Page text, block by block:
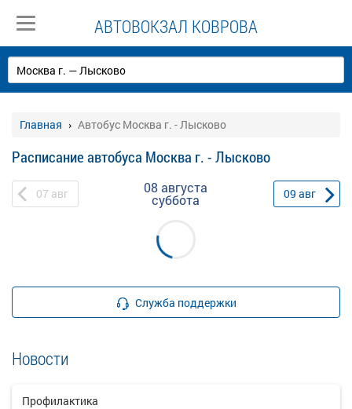
АВТОВОКЗАЛ КОВРОВА
Главная Автобус Москва г. - Лысково
Расписание автобуса Москва г. - Лысково
07 авг 08 августа
суббота 09 авг
Служба поддержки
Новости
Профилактика